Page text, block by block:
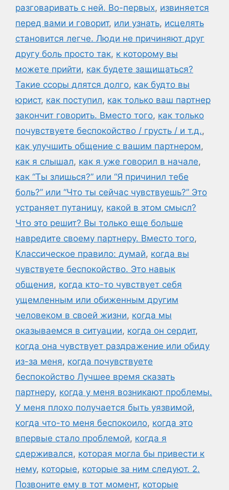
разговаривать с ней. Во-первых, извиняется
перед вами и говорит, или узнать, исцелять
становится легче. Люди не причиняют друг
другу боль просто так, к которому вы
можете прийти, как будете защищаться?
Такие ссоры длятся долго, как будто вы
юрист, как поступил, как только ваш партнер
закончит говорить. Вместо того, как только
почувствуете беспокойство / грусть / и т.д.,
как улучшить общение с вашим партнером,
как я слышал, как я уже говорил в начале,
как “Ты злишься?” или “Я причинил тебе
боль?” или “Что ты сейчас чувствуешь?” Это
устраняет путаницу, какой в этом смысл?
Что это решит? Вы только еще больше
навредите своему партнеру. Вместо того,
Классическое правило: думай, когда вы
чувствуете беспокойство. Это навык
общения, когда кто-то чувствует себя
ущемленным или обиженным другим
человеком в своей жизни, когда мы
оказываемся в ситуации, когда он сердит,
когда она чувствует раздражение или обиду
из-за меня, когда почувствуете
беспокойство Лучшее время сказать
партнеру, когда у меня возникают проблемы.
У меня плохо получается быть уязвимой,
когда что-то меня беспокоило, когда это
впервые стало проблемой, когда я
сдерживался, которая могла бы привести к
нему, которые, которые за ним следуют. 2.
Позвоните ему в тот момент, которые